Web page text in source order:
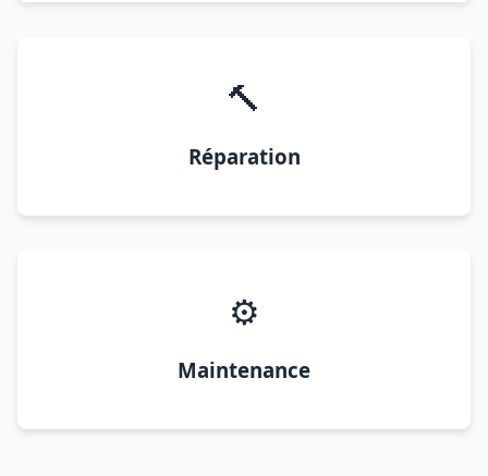
🔨
Réparation
⚙️
Maintenance